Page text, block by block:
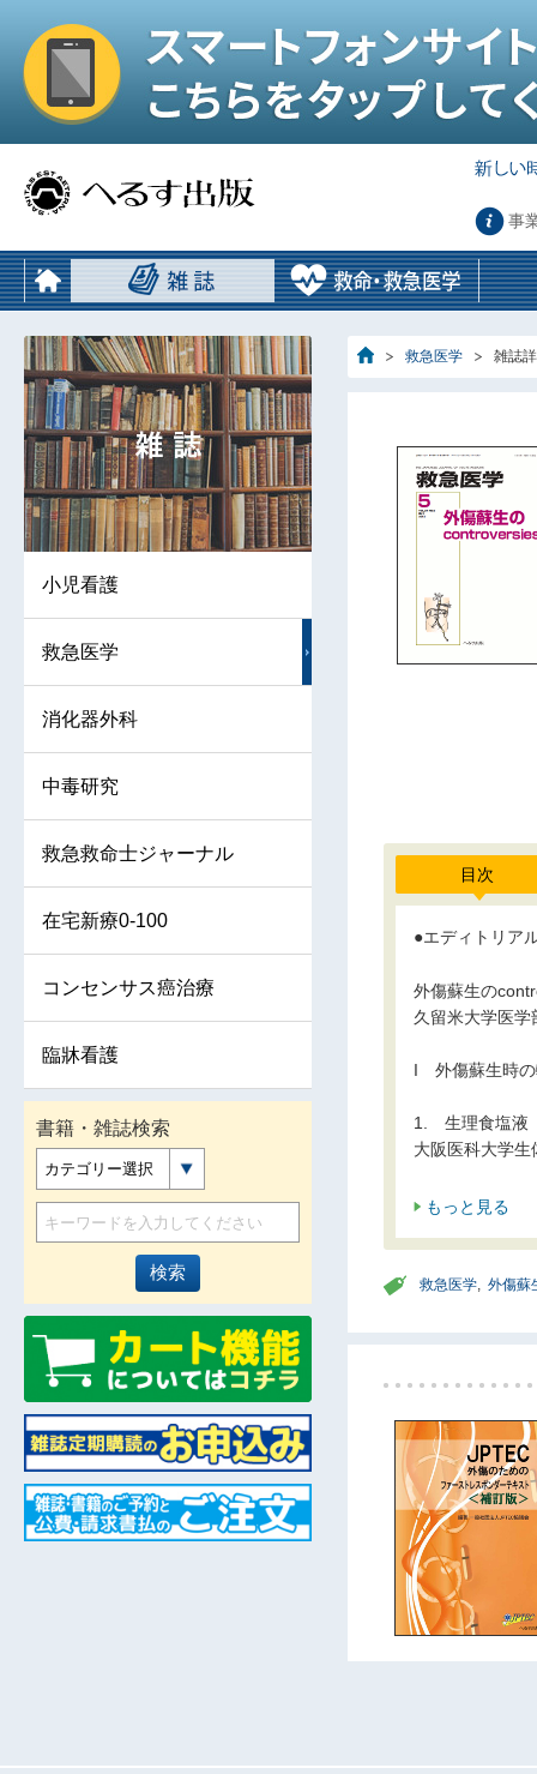
事
救急医学 雑誌
目次
●エディトリア
外傷蘇生の
久留米大学医
I 外傷蘇生時の
1. 生理食塩液
大阪医科大学
もっと見る
救急医学, 外傷蘇
小児看護
救急医学
消化器外科
中毒研究
救急救命士ジャーナル
在宅新療0-100
コンセンサス癌治療
臨牀看護
書籍・雑誌検索
カテゴリー選択